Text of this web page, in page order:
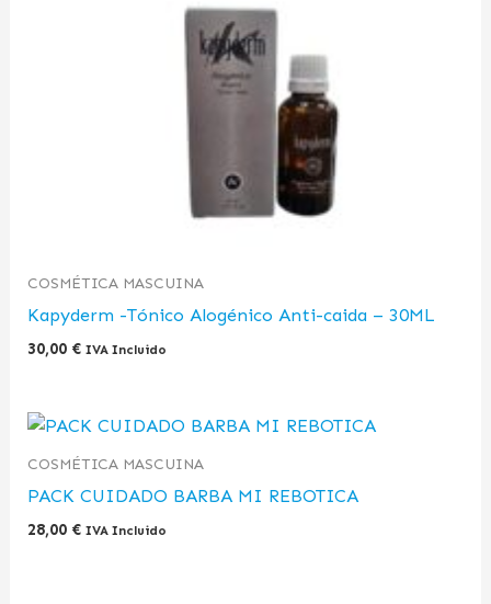
COSMÉTICA MASCUINA
Kapyderm -Tónico Alogénico Anti-caida – 30ML
30,00 € IVA Incluido
COSMÉTICA MASCUINA
PACK CUIDADO BARBA MI REBOTICA
28,00 € IVA Incluido